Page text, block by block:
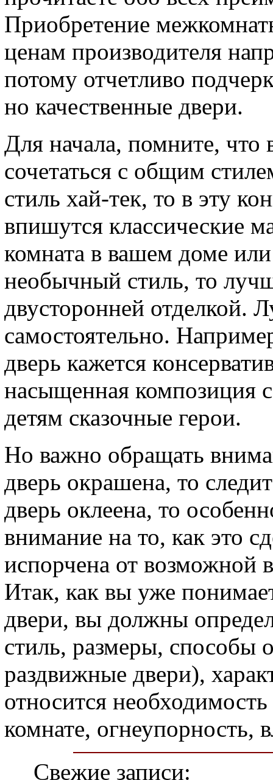
Приобретение
ценам производителя
потому отчетливо
но качественные двери.
Для начала, помните,
сочетаться с общим
стиль хай-тек, то в эту
впишутся классические
комната в вашем доме
необычный стиль, то
двусторонней отделкой.
самостоятельно.
дверь кажется
насыщенная композиция
детям сказочные герои.
Но важно обращать
дверь окрашена, то
дверь оклеена, то
внимание на то, как это
испорчена от возможной
Итак, как вы уже
двери, вы должны
стиль, размеры, способы
раздвижные двери),
относится
комнате, огнеупорность,
Свежие записи: